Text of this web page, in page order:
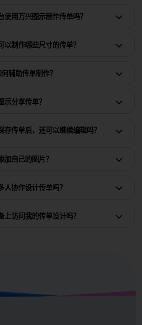
在线编辑
使用万兴图示制作传单吗？
以制作哪些尺寸的传单？
辅助传单制作？
示分享传单？
存传单后，还可以继续编辑吗？
加自己的图片？
人协作设计传单吗？
上访问我的传单设计吗？